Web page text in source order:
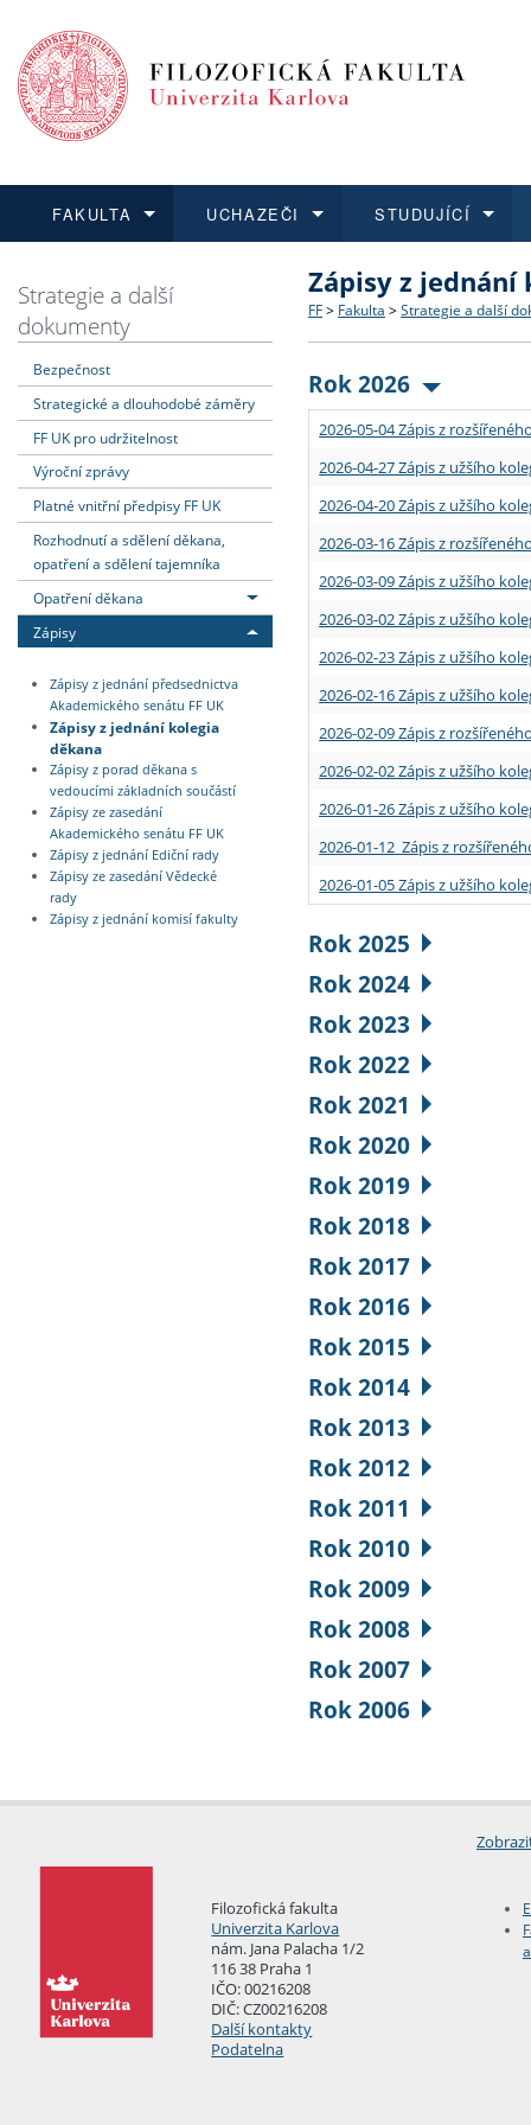
FAKULTA
Dozvědět se více
Struktura a historie
Strategie a další
Podpora a benefity pro
Absolventi fakulty
UCHAZEČI
Podat přihlášku
Co studovat a jak se
Učitelské studijní
Informace k průběhu
STUDUJÍCÍ
Dozvědět se více
Bakalářské a magisterské
Doktorské studium
Rigorózní řízení
Dozvědět se více
O vědě a výzkumu na FF
Akademické kvalifikace
Granty a projekty
Dozvědět se více
Aktuální nabídky a
Vyjíždějící studenti
Přijíždějící studenti
Vyjíždějící zaměstnanci
Strategie a další
dokumenty
Bezpečnost
Strategické a dlouhodobé záměry
FF UK pro udržitelnost
Výroční zprávy
Platné vnitřní předpisy FF UK
Rozhodnutí a sdělení děkana,
opatření a sdělení tajemníka
Opatření děkana
Zápisy
Zápisy z jednání předsednictva
Akademického senátu FF UK
Zápisy z jednání kolegia
děkana
Zápisy z porad děkana s
vedoucími základních součástí
Zápisy ze zasedání
Akademického senátu FF UK
Zápisy z jednání Ediční rady
Zápisy ze zasedání Vědecké
rady
Zápisy z jednání komisí fakulty
Zápisy z jednání
FF > Fakulta > Strategie a další
Rok 2026
2026-05-04 Zápis z
2026-04-27 Zápis z užšího
2026-04-20 Zápis z užšího
2026-03-16 Zápis z
2026-03-09 Zápis z užšího
2026-03-02 Zápis z užšího
2026-02-23 Zápis z užšího
2026-02-16 Zápis z užšího
2026-02-09 Zápis z
2026-02-02 Zápis z užšího
2026-01-26 Zápis z užšího
2026-01-12 Zápis z
2026-01-05 Zápis z užšího
Rok 2025
Rok 2024
Rok 2023
Rok 2022
Rok 2021
Rok 2020
Rok 2019
Rok 2018
Rok 2017
Rok 2016
Rok 2015
Rok 2014
Rok 2013
Rok 2012
Rok 2011
Rok 2010
Rok 2009
Rok 2008
Rok 2007
Rok 2006
Filozofická fakulta
Univerzita Karlova
nám. Jana Palacha 1/2
116 38 Praha 1
IČO: 00216208
DIČ: CZ00216208
Další kontakty
Podatelna